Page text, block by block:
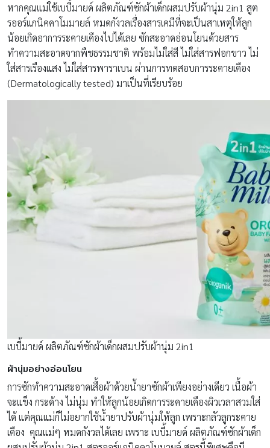
หากคุณแม่ใช้เบบี้มายด์ ผลิตภัณฑ์ซักผ้าเด็กผสมปรับผ้านุ่ม 2in1 สูต
รออร์แกนิคคาโมมายล์ หมดกังวลเรื่องสารเคมีที่จะเป็นสาเหตุให้ลูก
น้อยเกิดอาการระคายเคืองไปได้เลย ซักสะอาดอ่อนโยนด้วยสาร
ทำความสะอาดจากพืชธรรมชาติ พร้อมไม่ใส่สี ไม่ใส่สารฟอกขาว ไม่
ใส่สารเรืองแสง ไม่ใส่สารพาราเบน ผ่านการทดสอบการระคายเคือง
(Dermatologically tested) มาเป็นที่เรียบร้อย
เบบี้มายด์ ผลิตภัณฑ์ซักผ้าเด็กผสมปรับผ้านุ่ม 2in1
ผ้านุ่มอย่างอ่อนโยน
การซักทำความสะอาดเสื้อผ้าด้วยน้ำยาซักผ้าเพียงอย่างเดียว เนื้อผ้า
จะแข็ง กระด้าง ไม่นุ่ม ทำให้ลูกน้อยเกิดการระคายเคืองผิวเวลาสวมใส่
ได้ แต่คุณแม่ก็ไม่อยากใช้น้ำยาปรับผ้านุ่มให้ลูก เพราะกลัวลูกระคาย
เคือง คุณแม่ๆ หมดกังวลได้เลย เพราะ เบบี้มายด์ ผลิตภัณฑ์ซักผ้าเด็ก